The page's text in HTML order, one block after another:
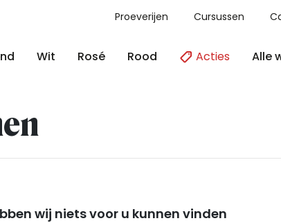
Proeverijen Cursussen
Wit Rosé Rood Acties Alle
wij niets voor u kunnen vinden